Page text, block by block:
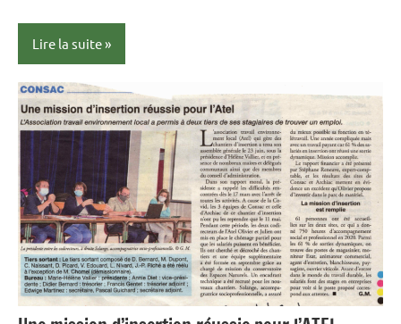
Lire la suite
Presse